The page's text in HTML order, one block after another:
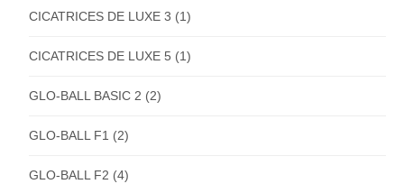
CICATRICES DE LUXE 3 (1)
CICATRICES DE LUXE 5 (1)
GLO-BALL BASIC 2 (2)
GLO-BALL F1 (2)
GLO-BALL F2 (4)